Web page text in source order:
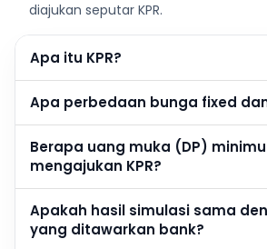
diajukan seputar KPR.
Apa itu KPR?
Apa perbedaan bunga fixed
Berapa uang muka (DP)
mengajukan KPR?
Apakah hasil simulasi sama
yang ditawarkan bank?